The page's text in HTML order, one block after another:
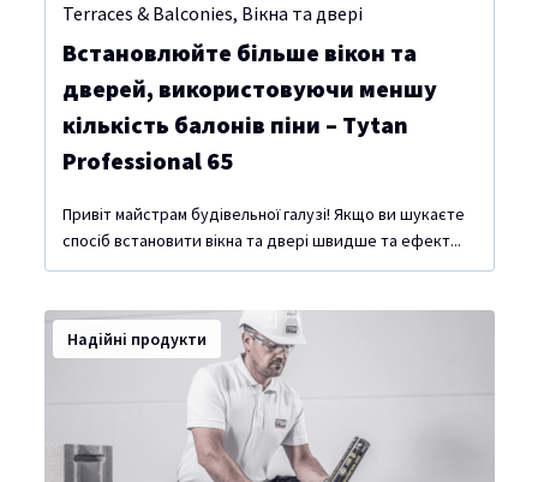
Terraces & Balconies, Вікна та двері
Встановлюйте більше вікон та
дверей, використовуючи меншу
кількість балонів піни – Tytan
Professional 65
Привіт майстрам будівельної галузі! Якщо ви шукаєте
спосіб встановити вікна та двері швидше та ефект...
Надійні продукти